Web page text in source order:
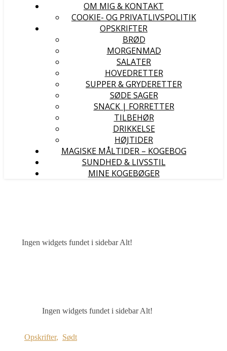
OM MIG & KONTAKT
COOKIE- OG PRIVATLIVSPOLITIK
OPSKRIFTER
BRØD
MORGENMAD
SALATER
HOVEDRETTER
SUPPER & GRYDERETTER
SØDE SAGER
SNACK | FORRETTER
TILBEHØR
DRIKKELSE
HØJTIDER
MAGISKE MÅLTIDER – KOGEBOG
SUNDHED & LIVSSTIL
MINE KOGEBØGER
Ingen widgets fundet i sidebar Alt!
Ingen widgets fundet i sidebar Alt!
Opskrifter, Sødt